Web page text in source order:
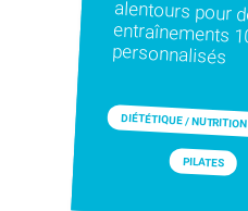
personnalisés
DIÉTÉTIQUE / NUTRITION
PILATES